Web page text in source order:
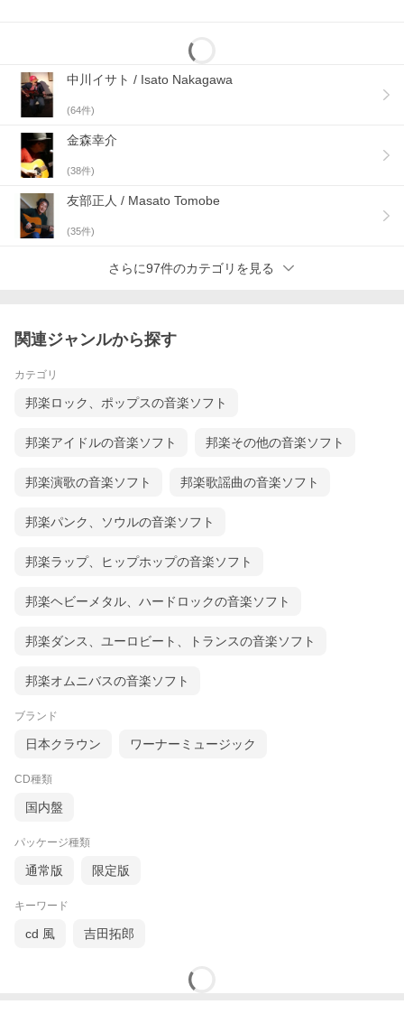
中川イサト / Isato Nakagawa
(64件)
金森幸介
(38件)
友部正人 / Masato Tomobe
(35件)
さらに97件のカテゴリを見る
関連ジャンルから探す
カテゴリ
邦楽ロック、ポップスの音楽ソフト
邦楽アイドルの音楽ソフト 邦楽その他の音楽ソフト
邦楽演歌の音楽ソフト 邦楽歌謡曲の音楽ソフト
邦楽パンク、ソウルの音楽ソフト
邦楽ラップ、ヒップホップの音楽ソフト
邦楽ヘビーメタル、ハードロックの音楽ソフト
邦楽ダンス、ユーロビート、トランスの音楽ソフト
邦楽オムニバスの音楽ソフト
ブランド
日本クラウン ワーナーミュージック
CD種類
国内盤
パッケージ種類
通常版 限定版
キーワード
cd 風 吉田拓郎